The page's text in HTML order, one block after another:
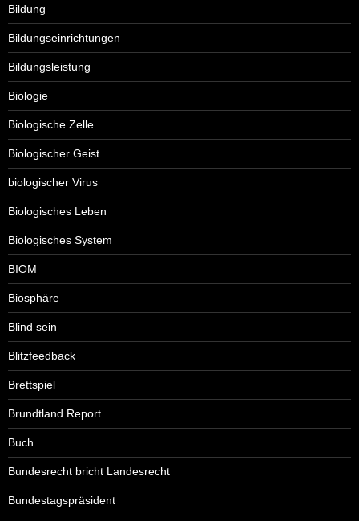
Bildung
Bildungseinrichtungen
Bildungsleistung
Biologie
Biologische Zelle
Biologischer Geist
biologischer Virus
Biologisches Leben
Biologisches System
BIOM
Biosphäre
Blind sein
Blitzfeedback
Brettspiel
Brundtland Report
Buch
Bundesrecht bricht Landesrecht
Bundestagspräsident